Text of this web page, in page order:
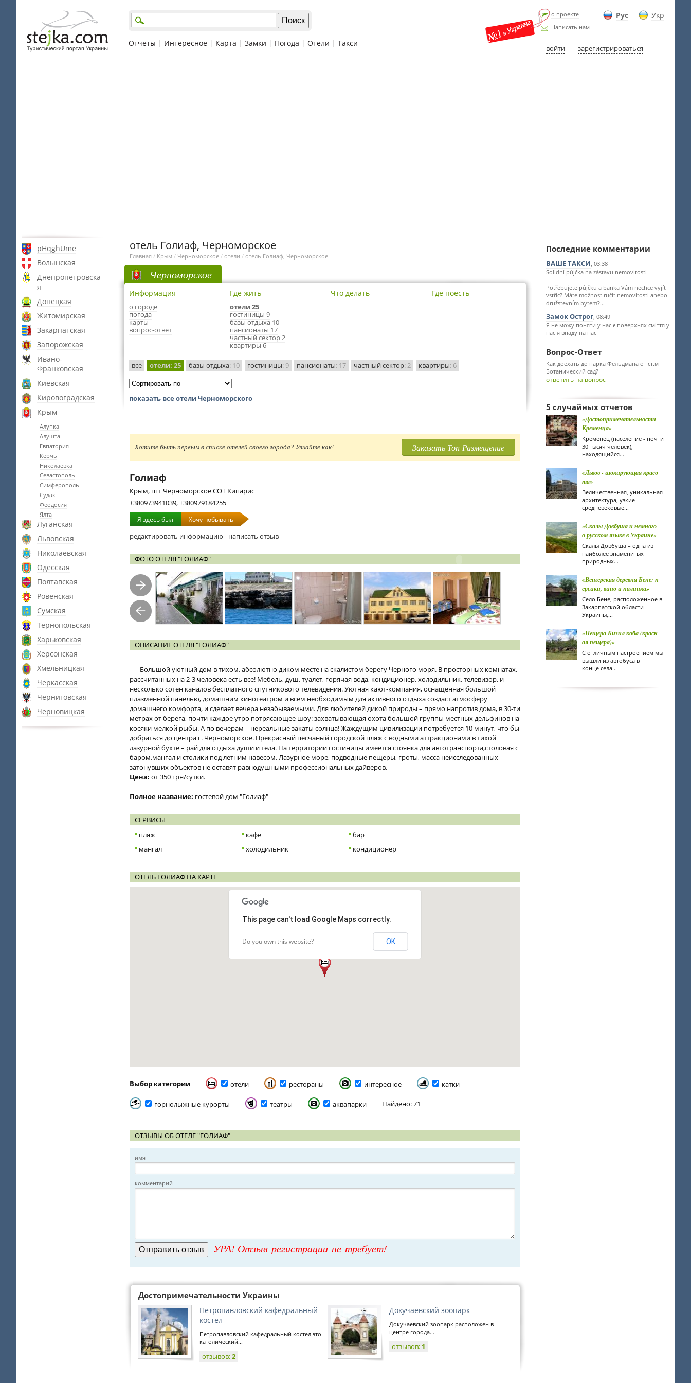
Рус Укр
о проекте
Написать нам
войти зарегистрироваться
Отчеты | Интересное | Карта | Замки | Погода | Отели | Такси
pHqghUme
Волынская
Днепропетровска
я
Донецкая
Житомирская
Закарпатская
Запорожская
Ивано-
Франковская
Киевская
Кировоградская
Крым
Алупка
Алушта
Евпатория
Керчь
Николаевка
Севастополь
Симферополь
Судак
Феодосия
Ялта
Луганская
Львовская
Николаевская
Одесская
Полтавская
Ровенская
Сумская
Тернопольская
Харьковская
Херсонская
Хмельницкая
Черкасская
Черниговская
Черновицкая
отель Голиаф, Черноморское
Главная / Крым / Черноморское / отели / отель Голиаф, Черноморское
Черноморское
Информация
о городе
погода
карты
вопрос-ответ
Где жить
отели 25
гостиницы 9
базы отдыха 10
пансионаты 17
частный сектор 2
квартиры 6
Что делать Где поесть
все отели: 25 базы отдыха: 10 гостиницы: 9 пансионаты: 17 частный сектор: 2 квартиры: 6
показать все отели Черноморского
Хотите быть первым в списке отелей своего города? Узнайте как! Заказать Топ-Размещение
Голиаф
Крым, пгт Черноморское СОТ Кипарис
+380973941039, +380979184255
Я здесь был Хочу побывать
редактировать информацию написать отзыв
ФОТО ОТЕЛЯ "ГОЛИАФ"
ОПИСАНИЕ ОТЕЛЯ "ГОЛИАФ"
Большой уютный дом в тихом, абсолютно диком месте на скалистом берегу Черного моря. В просторных комнатах,
рассчитанных на 2-3 человека есть все! Мебель, душ, туалет, горячая вода, кондиционер, холодильник, телевизор, и
несколько сотен каналов бесплатного спутникового телевидения. Уютная кают-компания, оснащенная большой
плазменной панелью, домашним кинотеатром и всем необходимым для активного отдыха создаст атмосферу
домашнего комфорта, и сделает вечера незабываемыми. Для любителей дикой природы – прямо напротив дома, в 30-ти
метрах от берега, почти каждое утро потрясающее шоу: захватывающая охота большой группы местных дельфинов на
косяки мелкой рыбы. А по вечерам – нереальные закаты солнца! Жаждущим цивилизации потребуется 10 минут, что бы
добраться до центра г. Черноморское. Прекрасный песчаный городской пляж с водными аттракционами в тихой
лазурной бухте – рай для отдыха души и тела. На территории гостиницы имеется стоянка для автотранспорта,столовая с
баром,мангал и столики под летним навесом. Лазурное море, подводные пещеры, гроты, масса неисследованных
затонувших объектов не оставят равнодушными профессиональных дайверов.
Цена: от 350 грн/сутки.
Полное название: гостевой дом "Голиаф"
СЕРВИСЫ
пляж
кафе
бар
мангал
холодильник кондиционер
ОТЕЛЬ ГОЛИАФ НА КАРТЕ
This page can't load Google Maps correctly.
Do you own this website? OK
Выбор категории отели рестораны интересное катки
горнолыжные курорты театры аквапарки Найдено: 71
ОТЗЫВЫ ОБ ОТЕЛЕ "ГОЛИАФ"
имя
комментарий
УРА! Отзыв регистрации не требует!
Достопримечательности Украины
Петропавловский кафедральный
костел
Петропавловский кафедральный костел это
католический...
отзывов:2
Докучаевский зоопарк
Докучаевский зоопарк расположен в
центре города...
отзывов: 1
Последние комментарии
ВАШЕ ТАКСИ, 03:38
Solidní půjčka na zástavu nemovitosti
Potřebujete půjčku a banka Vám nechce vyjít
vstříc? Máte možnost ručit nemovitosti anebo
družstevním bytem?...
Замок Острог, 08:49
Я не можу поняти у нас є поверхнях сміття у
нас я впаду на нас
Вопрос-Ответ
Как доехать до парка Фельдмана от ст.м
Ботанический сад?
ответить на вопрос
5 случайных отчетов
«Достопримечательности
Кременца»
Кременец (население - почти
30 тысяч человек),
находящийся...
«Львов - шокирующая красо
та»
Величественная, уникальная
архитектура, узкие
средневековые...
«Скалы Довбуша и немного
о русском языке в Украине»
Скалы Довбуша – одна из
наиболее знаменитых
природных...
«Венгерская деревня Бене: п
ерсики, вино и палинка»
Село Бене, расположенное в
Закарпатской области
Украины,...
«Пещера Кизил коба (красн
ая пещера)»
С отличным настроением мы
вышли из автобуса в
конце села...